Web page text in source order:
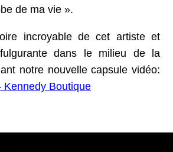
de ma vie ».
incroyable de cet artiste et
dans le milieu de la
notre nouvelle capsule vidéo:
Kennedy Boutique